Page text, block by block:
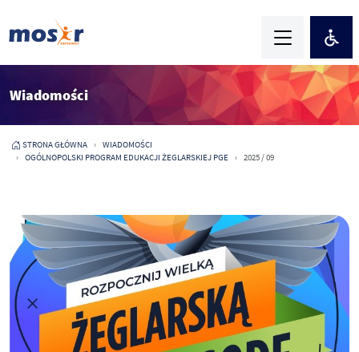
Wiadomości
STRONA GŁÓWNA
WIADOMOŚCI
OGÓLNOPOLSKI PROGRAM EDUKACJI ŻEGLARSKIEJ PGE
2025 / 09